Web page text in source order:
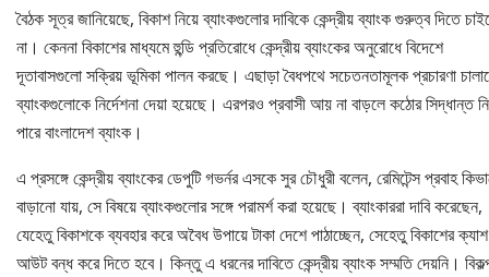
বৈঠক সূত্র জানিয়েছে, বিকাশ নিয়ে ব্যাংকগুলোর দাবিকে কেন্দ্রীয় ব্যাংক গুরুত্ব দিতে
না। কেননা বিকাশের মাধ্যমে হুন্ডি প্রতিরোধে কেন্দ্রীয় ব্যাংকের অনুরোধে বিদেশে
দূতাবাসগুলো সক্রিয় ভূমিকা পালন করছে। এছাড়া বৈধপথে সচেতনতামূলক প্রচারণা
ব্যাংকগুলোকে নির্দেশনা দেয়া হয়েছে। এরপরও প্রবাসী আয় না বাড়লে কঠোর সিদ্ধান্ত
পারে বাংলাদেশ ব্যাংক।
এ প্রসঙ্গে কেন্দ্রীয় ব্যাংকের ডেপুটি গভর্নর এসকে সুর চৌধুরী বলেন, রেমিটেন্স প্রবাহ
বাড়ানো যায়, সে বিষয়ে ব্যাংকগুলোর সঙ্গে পরামর্শ করা হয়েছে। ব্যাংকাররা দাবি করেছেন,
যেহেতু বিকাশকে ব্যবহার করে অবৈধ উপায়ে টাকা দেশে পাঠাচ্ছেন, সেহেতু বিকাশের ক্যাশ
আউট বন্ধ করে দিতে হবে। কিন্তু এ ধরনের দাবিতে কেন্দ্রীয় ব্যাংক সম্মতি দেয়নি।